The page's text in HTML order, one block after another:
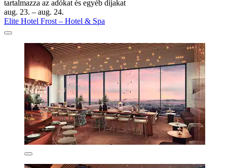
tartalmazza az adókat és egyéb díjakat
aug. 23. – aug. 24.
Elite Hotel Frost – Hotel & Spa